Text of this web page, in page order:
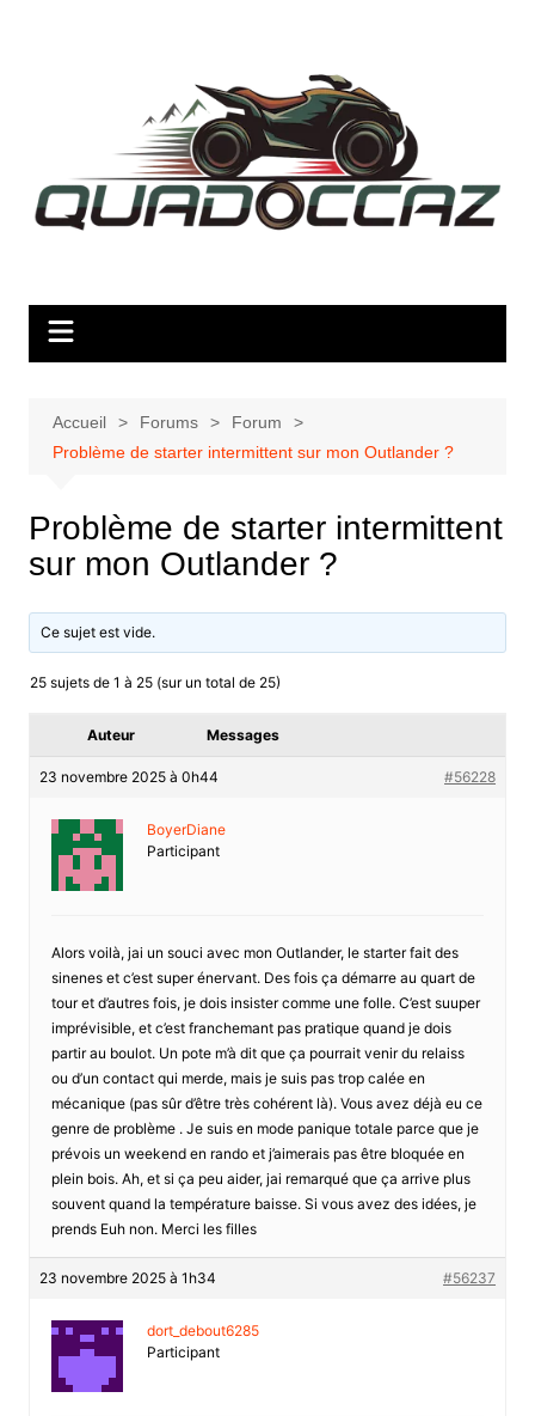
Accueil Forums
Forum
Problème de starter intermittent sur mon Outlander ?
Problème de starter intermittent
sur mon Outlander ?
Ce sujet est vide.
25 sujets de 1 à 25 (sur un total de 25)
Auteur Messages
23 novembre 2025 à 0h44 #56228
BoyerDiane
Participant
Alors voilà, jai un souci avec mon Outlander, le starter fait des
sinenes et c’est super énervant. Des fois ça démarre au quart de
tour et d’autres fois, je dois insister comme une folle. C’est suuper
imprévisible, et c’est franchemant pas pratique quand je dois
partir au boulot. Un pote m’à dit que ça pourrait venir du relaiss
ou d’un contact qui merde, mais je suis pas trop calée en
mécanique (pas sûr d’être très cohérent là). Vous avez déjà eu ce
genre de problème . Je suis en mode panique totale parce que je
prévois un weekend en rando et j’aimerais pas être bloquée en
plein bois. Ah, et si ça peu aider, jai remarqué que ça arrive plus
souvent quand la température baisse. Si vous avez des idées, je
prends Euh non. Merci les filles
23 novembre 2025 à 1h34 #56237
dort_debout6285
Participant